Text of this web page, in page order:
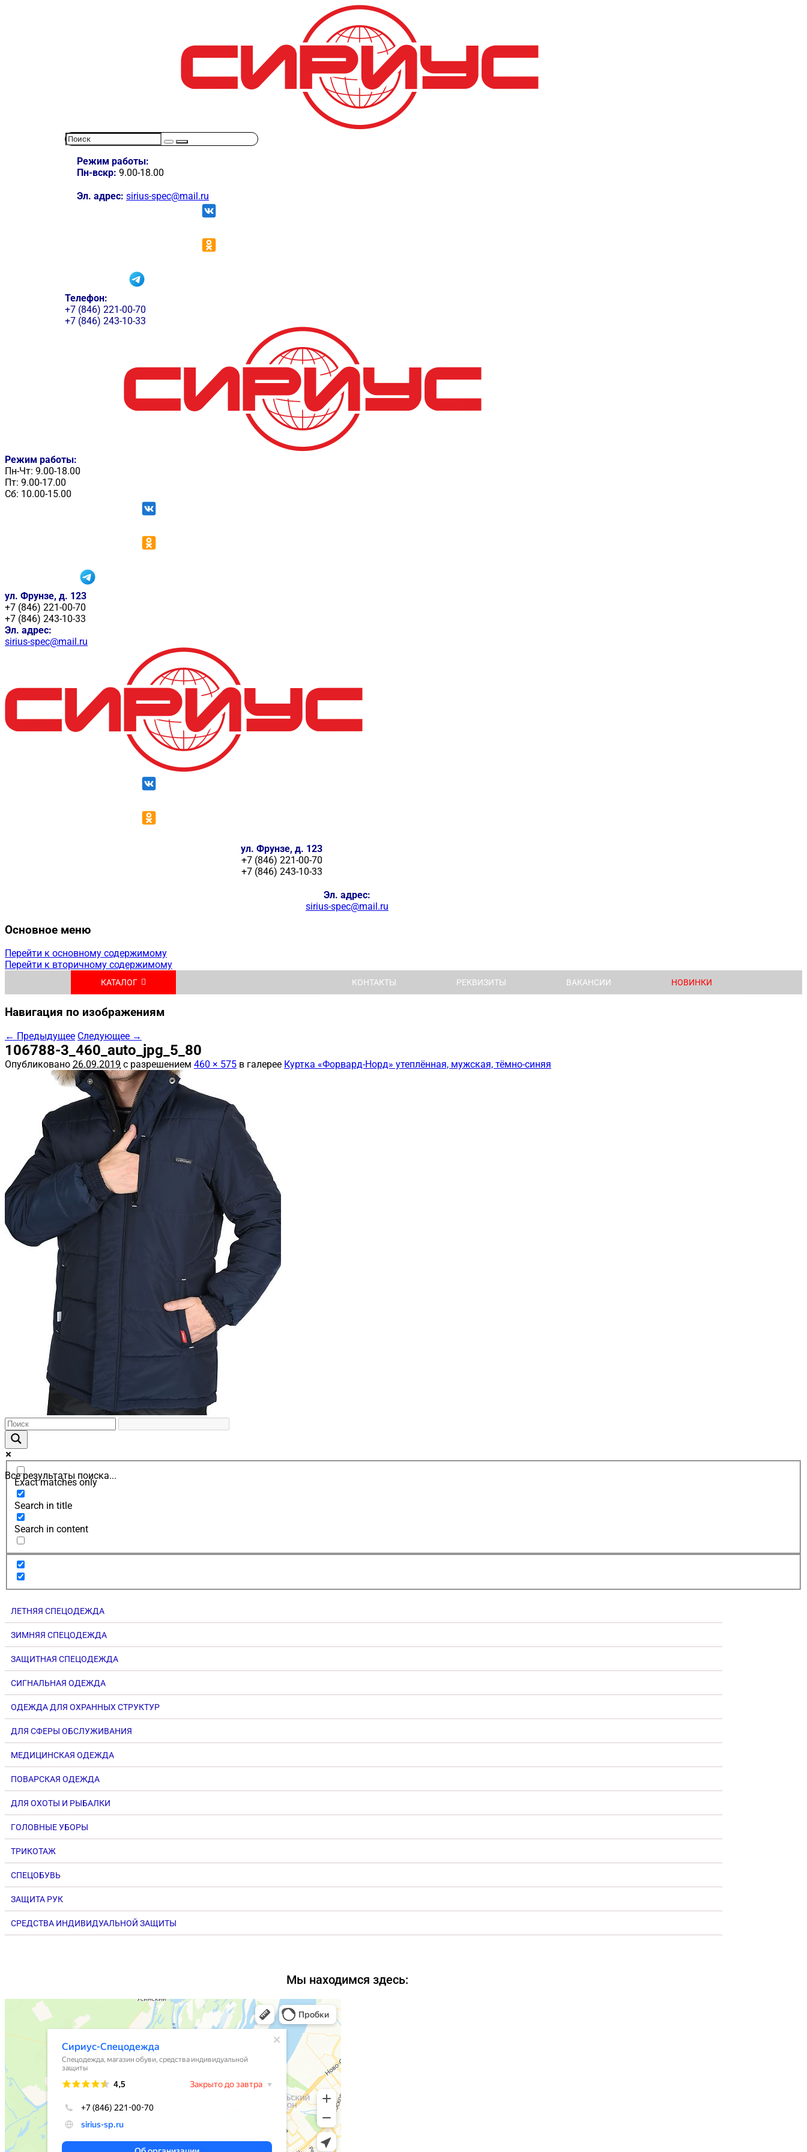
Режим работы:
Пн-вскр: 9.00-18.00
Эл. адрес: sirius-spec@mail.ru
Телефон:
+7 (846) 221-00-70
+7 (846) 243-10-33
Режим работы:
Пн-Чт: 9.00-18.00
Пт: 9.00-17.00
Сб: 10.00-15.00
ул. Фрунзе, д. 123
+7 (846) 221-00-70
+7 (846) 243-10-33
Эл. адрес:
sirius-spec@mail.ru
ул. Фрунзе, д. 123
+7 (846) 221-00-70
+7 (846) 243-10-33
Эл. адрес:
sirius-spec@mail.ru
Основное меню
Перейти к основному содержимому
Перейти к вторичному содержимому
КАТАЛОГ КОНТАКТЫ РЕКВИЗИТЫ ВАКАНСИИ НОВИНКИ
Навигация по изображениям
← Предыдущее Следующее →
106788-3_460_auto_jpg_5_80
Опубликовано 26.09.2019 с разрешением 460 × 575 в галерее Куртка «Форвард-Норд» утеплённая, мужская, тёмно-синяя
Все результаты поиска...
Exact matches only
Search in title
Search in content
ЛЕТНЯЯ СПЕЦОДЕЖДА
ЗИМНЯЯ СПЕЦОДЕЖДА
ЗАЩИТНАЯ СПЕЦОДЕЖДА
СИГНАЛЬНАЯ ОДЕЖДА
ОДЕЖДА ДЛЯ ОХРАННЫХ СТРУКТУР
ДЛЯ СФЕРЫ ОБСЛУЖИВАНИЯ
МЕДИЦИНСКАЯ ОДЕЖДА
ПОВАРСКАЯ ОДЕЖДА
ДЛЯ ОХОТЫ И РЫБАЛКИ
ГОЛОВНЫЕ УБОРЫ
ТРИКОТАЖ
СПЕЦОБУВЬ
ЗАЩИТА РУК
СРЕДСТВА ИНДИВИДУАЛЬНОЙ ЗАЩИТЫ
Мы находимся здесь: